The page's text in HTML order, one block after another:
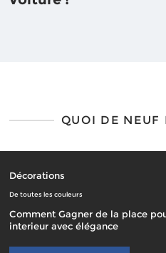
QUOI DE NEUF
Décorations
De toutes les couleurs
Comment Gagner de la place
interieur avec élégance